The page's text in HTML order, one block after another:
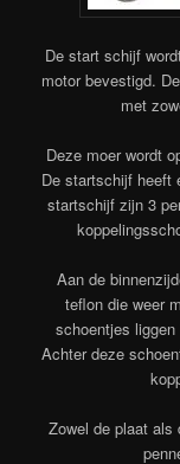
De start schijf
motor bevestigd.
met
Deze moer wordt
De startschijf heeft
startschijf zijn 3
Aan de
teflon die weer
schoentjes
Achter deze
Zowel de plaat als